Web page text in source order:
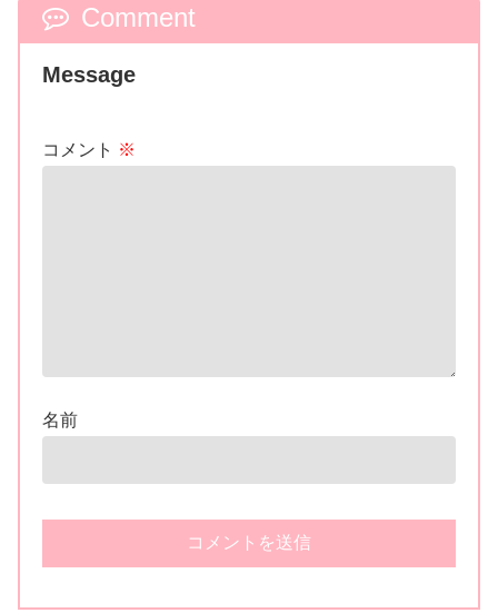
Comment
Message
コメント ※
名前